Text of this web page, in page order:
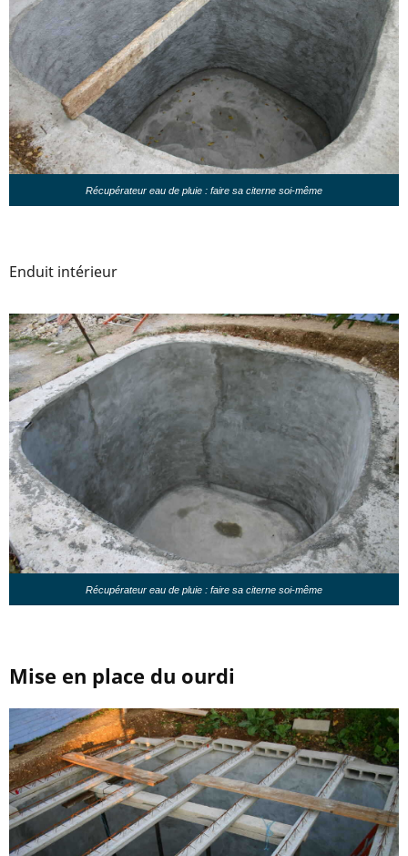
Récupérateur eau de pluie : faire sa citerne soi-même
Enduit intérieur
Récupérateur eau de pluie : faire sa citerne soi-même
Mise en place du ourdi